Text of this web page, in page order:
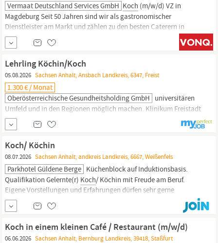
Vermaat Deutschland Services GmbH Koch (m/w/d) VZ in
Magdeburg Seit 50 Jahren sind wir als gastronomischer
Dienstleister am Markt und zählen zu den besten Caterern in
Deutschland. Unser Unternehmen steht für höchste Qualität und
ein unvergessliches Erlebnis für unsere Gäste. Wir haben es uns
zur Aufgabe gemacht, unsere Standorte auszubauen und
brauchen Sie, um weiter wachsen zu können!
Lehrling Köchin/Koch
05.08.2026 Sachsen Anhalt, Ansbach Landkreis, 6347, Freist
1.300 € / Monat
Oberösterreichische Gesundheitsholding GmbH universitären
Umfeld und in den Regionen möglich machen. Klinikum Freistadt
Lehrling Köchin/
Beschäftigungsausmaß: Vollzeit (38,5
Wochenstunden) Bewerbungsfrist : 30.11.2026 Befristung:
befristet für die Lehrausbildung (3 Jahre), Behaltefrist Einstufung:
gemäß Richtlinie für Lehrlinge im oö. Landesdienst idgF
(Bruttomonatsgehalt von mindestens EUR
Koch/ Köchin
08.07.2026 Sachsen Anhalt, andkreis Landkreis, 6667, Weißenfels
Parkhotel Güldene Berge Küchenblock auf Induktionsbasis.
Qualifikation Gelernte(r) Koch/ Köchin mit Freude am Beruf.
Eigene Vorstellungen und Erfahrungen dürfen sehr gerne
eingebracht werden. Außerdem sollte ihnen ein guter Teamgeist
wichtig sein. Benefits Küchenschluss ist um 21:00 Uhr.
Elektronische Zeiterfassung. Mitarbeiter-App für alle
Personalangelegenheiten, wie Wunsch...
Koch in einem kleinen Café / Restaurant (m/w/d)
06.06.2026 Sachsen Anhalt, Bernburg Landkreis, 39418, Staßfurt